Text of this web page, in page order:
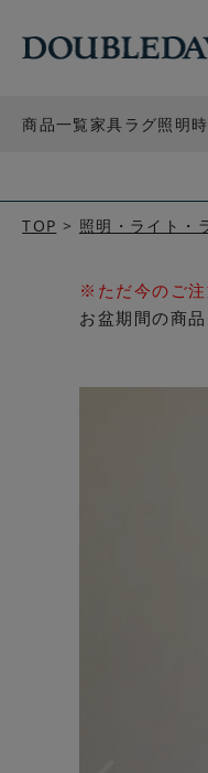
商品一覧家具ラグ照明
TOP 照明・ライト・
※ただ今のご注
お盆期間の商